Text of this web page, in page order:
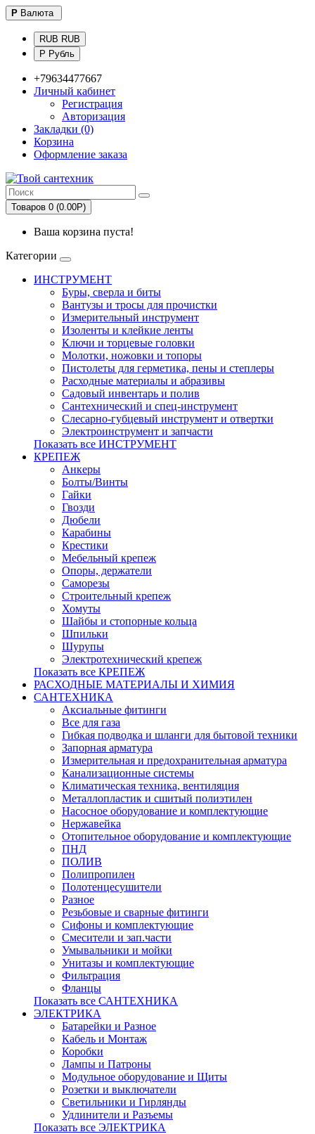
Р Валюта
RUB RUB
Р Рубль
+79634477667
Личный кабинет
Регистрация
Авторизация
Закладки (0)
Корзина
Оформление заказа
Товаров 0 (0.00Р)
Ваша корзина пуста!
Категории
ИНСТРУМЕНТ
Буры, сверла и биты
Вантузы и тросы для прочистки
Измерительный инструмент
Изоленты и клейкие ленты
Ключи и торцевые головки
Молотки, ножовки и топоры
Пистолеты для герметика, пены и степлеры
Расходные материалы и абразивы
Садовый инвентарь и полив
Сантехнический и спец-инструмент
Слесарно-губцевый инструмент и отвертки
Электроинструмент и запчасти
Показать все ИНСТРУМЕНТ
КРЕПЕЖ
Анкеры
Болты/Винты
Гайки
Гвозди
Дюбели
Карабины
Крестики
Мебельный крепеж
Опоры, держатели
Саморезы
Строительный крепеж
Хомуты
Шайбы и стопорные кольца
Шпильки
Шурупы
Электротехнический крепеж
Показать все КРЕПЕЖ
РАСХОДНЫЕ МАТЕРИАЛЫ И ХИМИЯ
САНТЕХНИКА
Аксиальные фитинги
Все для газа
Гибкая подводка и шланги для бытовой техники
Запорная арматура
Измерительная и предохранительная арматура
Канализационные системы
Климатическая техника, вентиляция
Металлопластик и сшитый полиэтилен
Насосное оборудование и комплектующие
Нержавейка
Отопительное оборудование и комплектующие
ПНД
ПОЛИВ
Полипропилен
Полотенцесушители
Разное
Резьбовые и сварные фитинги
Сифоны и комплектующие
Смесители и зап.части
Умывальники и мойки
Унитазы и комплектующие
Фильтрация
Фланцы
Показать все САНТЕХНИКА
ЭЛЕКТРИКА
Батарейки и Разное
Кабель и Монтаж
Коробки
Лампы и Патроны
Модульное оборудование и Щиты
Розетки и выключатели
Светильники и Гирлянды
Удлинители и Разъемы
Показать все ЭЛЕКТРИКА